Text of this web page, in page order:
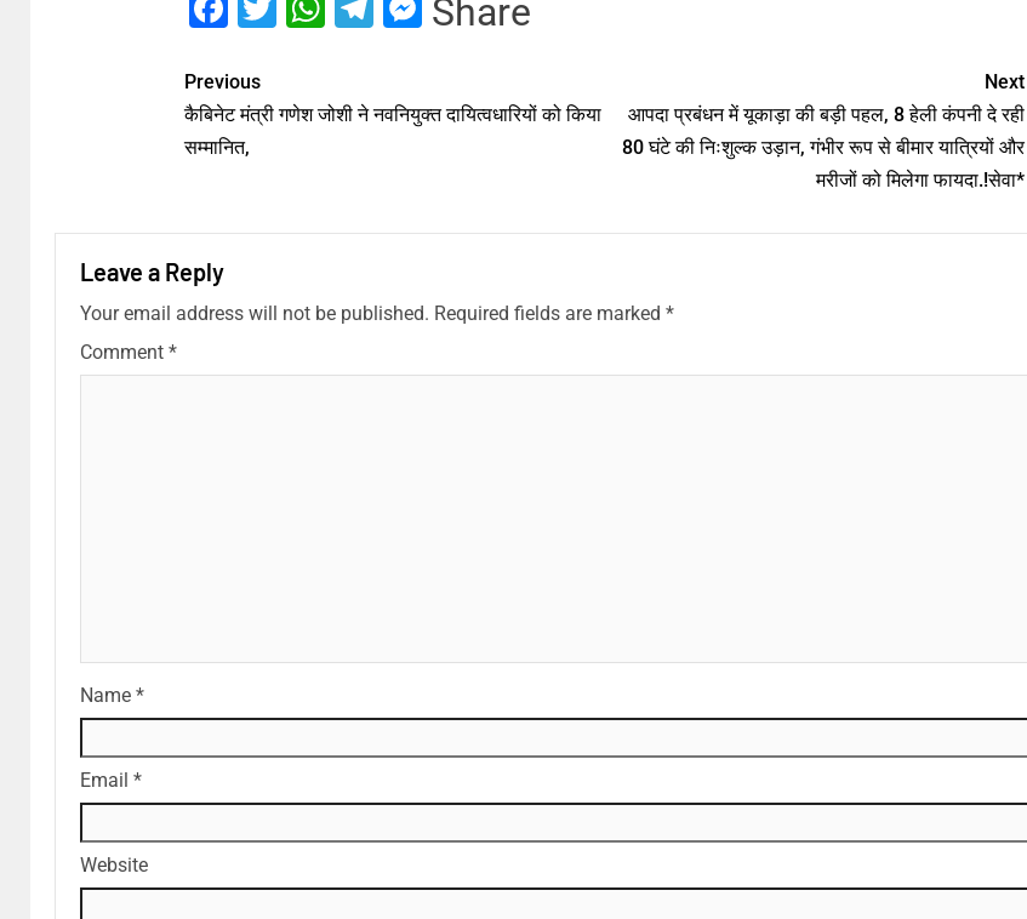
Share
Previous
कैबिनेट मंत्री गणेश जोशी ने नवनियुक्त दायित्वधारियों को किया
सम्मानित,
Next
आपदा प्रबंधन में यूकाड़ा की बड़ी पहल, 8 हेली कंपनी दे रही
80 घंटे की निःशुल्क उड़ान, गंभीर रूप से बीमार यात्रियों और
मरीजों को मिलेगा फायदा.!सेवा*
Leave a Reply
Your email address will not be published. Required fields are marked *
Comment *
Name *
Email *
Website